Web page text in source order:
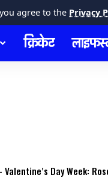
agree to the Privacy
क्रिकेट
- Valentine’s Day Week: